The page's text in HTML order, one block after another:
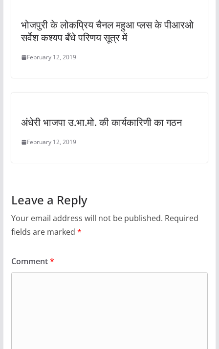
भोजपुरी के लोकप्रिय चैनल महुआ प्लस के पीआरओ
सर्वेश कश्यप बँधे परिणय सूत्र में
February 12, 2019
अंधेरी भाजपा उ.भा.मो. की कार्यकारिणी का गठन
February 12, 2019
Leave a Reply
Your email address will not be published. Required
fields are marked *
Comment*